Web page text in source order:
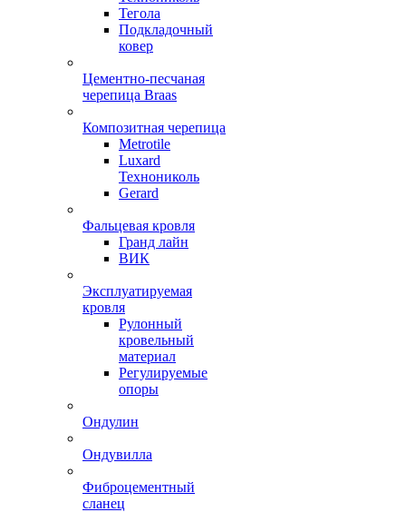
Тегола
Подкладочный
ковер
Цементно-песчаная
черепица Braas
Композитная черепица
Metrotile
Luxard
Технониколь
Gerard
Фальцевая кровля
Гранд лайн
ВИК
Эксплуатируемая
кровля
Рулонный
кровельный
материал
Регулируемые
опоры
Ондулин
Ондувилла
Фиброцементный
сланец